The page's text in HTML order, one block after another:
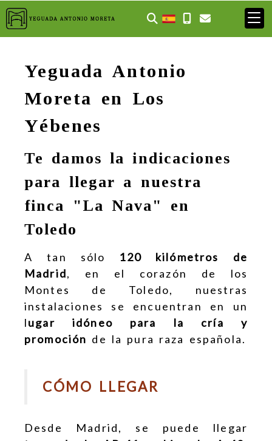
Yeguada Antonio
Moreta en Los
Yébenes
Te damos la indicaciones
para llegar a nuestra
finca "La Nava" en
Toledo
A tan sólo 120 kilómetros de
Madrid, en el corazón de los
Montes de Toledo, nuestras
instalaciones se encuentran en un
lugar idóneo para la cría y
promoción de la pura raza española.
CÓMO LLEGAR
Desde Madrid, se puede llegar